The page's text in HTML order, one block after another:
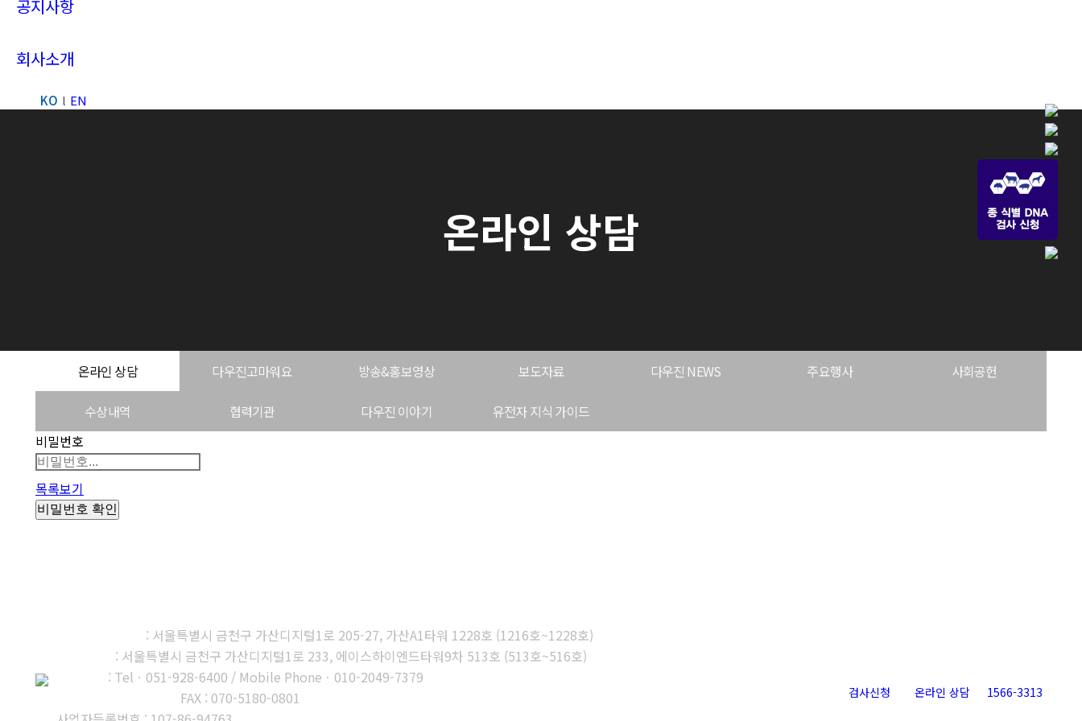
공지사항
회사소개
Search:
KO EN
온라인 상담
온라인 상담 다우진고마워요 방송&홍보영상 보도자료 다우진 NEWS 주요행사 사회공헌
수상내역 협력기관 다우진 이야기
유전자 지식 가이드
비밀번호
목록보기
비밀번호 확인
: 서울특별시 금천구 가산디지털1로 205-27, 가산A1타워 1228호 (1216호~1228호)
: 서울특별시 금천구 가산디지털1로 233, 에이스하이엔드타워9차 513호 (513호~516호)
: Telㆍ051-928-6400 / Mobile Phoneㆍ010-2049-7379
FAX : 070-5180-0801
검사신청 온라인 상담 1566-3313